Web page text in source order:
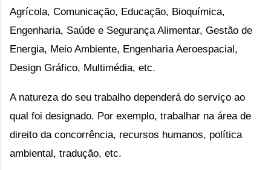
Agrícola, Comunicação, Educação,
Engenharia, Saúde e Segurança Alimentar, Gestão de
Energia, Meio Ambiente,
Design Gráfico, Multimédia, etc.
A natureza do seu trabalho dependerá do serviço ao
qual foi designado. Por exemplo, trabalhar na área de
direito da concorrência, recursos humanos, política
ambiental, tradução, etc.